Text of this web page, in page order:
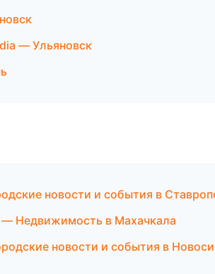
— Ульяновск
новости и события в
— Недвижимость в Махачкала
новости и события в